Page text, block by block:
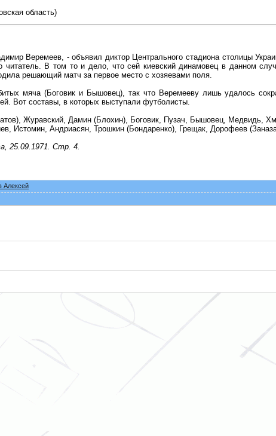
область)
Веремеев, - объявил диктор Центрального стадиона столицы
В том то и дело, что сей киевский динамовец в данном
решающий матч за первое место с хозяевами поля.
мяча (Боговик и Бышовец), так что Веремееву лишь удалось
Вот составы, в которых выступали футболисты.
Журавский, Дамин (Блохин), Боговик, Пузач, Бышовец, Медвидь,
Истомин, Андриасян, Трошкин (Бондаренко), Грещак, Дорофеев
25.09.1971. Стр. 4.
Алексей